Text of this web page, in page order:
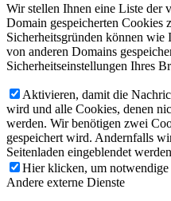
Wir stellen Ihnen eine Liste der
Domain gespeicherten Cookies
Sicherheitsgründen können wie
von anderen Domains
Sicherheitseinstellungen Ihres
Aktivieren, damit die
wird und alle Cookies, denen
werden. Wir benötigen zwei
gespeichert wird. Andernfalls
Seitenladen eingeblendet
Hier klicken, um
Andere externe Dienste